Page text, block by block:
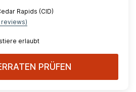
Rapids (CID)
reviews)
erlaubt
PRÜFEN